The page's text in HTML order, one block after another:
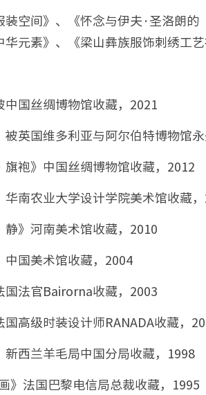
装空间》、《怀念与伊夫·圣洛朗
元素》、《梁山彝族服饰刺绣工
中国丝绸博物馆收藏，2021
被英国维多利亚与阿尔伯特博物馆
旗袍》中国丝绸博物馆收藏，2012
华南农业大学设计学院美术馆收藏
静》河南美术馆收藏，2010
中国美术馆收藏，2004
国法官Bairorna收藏，2003
国高级时装设计师RANADA收藏，
新西兰羊毛局中国分局收藏，1998
》法国巴黎电信局总裁收藏，1995